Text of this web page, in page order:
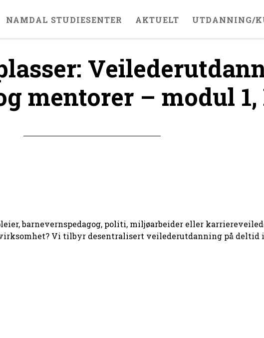
NAMDAL STUDIESENTER AKTUELT UTDANNING/
mentorer – modul 1,
barnevernspedagog, politi, miljøarbeider eller
Vi tilbyr desentralisert veilederutdanning på deltid i